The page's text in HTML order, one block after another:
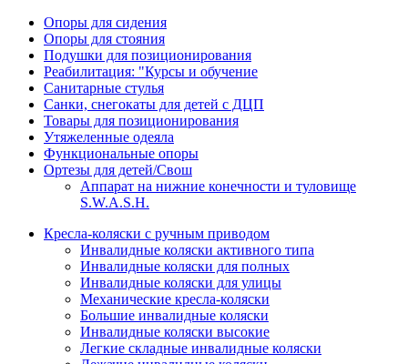
Опоры для сидения
Опоры для стояния
Подушки для позиционирования
Реабилитация: "Курсы и обучение
Санитарные стулья
Санки, снегокаты для детей с ДЦП
Товары для позиционирования
Утяжеленные одеяла
Функциональные опоры
Ортезы для детей/Свош
Аппарат на нижние конечности и туловище
S.W.A.S.H.
Кресла-коляски с ручным приводом
Инвалидные коляски активного типа
Инвалидные коляски для полных
Инвалидные коляски для улицы
Механические кресла-коляски
Большие инвалидные коляски
Инвалидные коляски высокие
Легкие складные инвалидные коляски